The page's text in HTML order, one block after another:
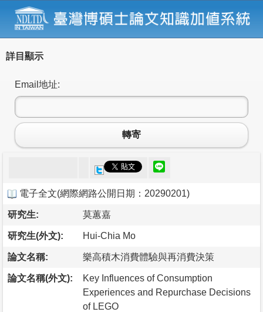
詳目顯示
Email地址:
轉寄
電子全文(網際網路公開日期：20290201)
研究生: 莫蕙嘉
研究生(外文): Hui-Chia Mo
論文名稱: 樂高積木消費體驗與再消費決策
論文名稱(外文):
Key Influences of Consumption
Experiences and Repurchase Decisions
of LEGO